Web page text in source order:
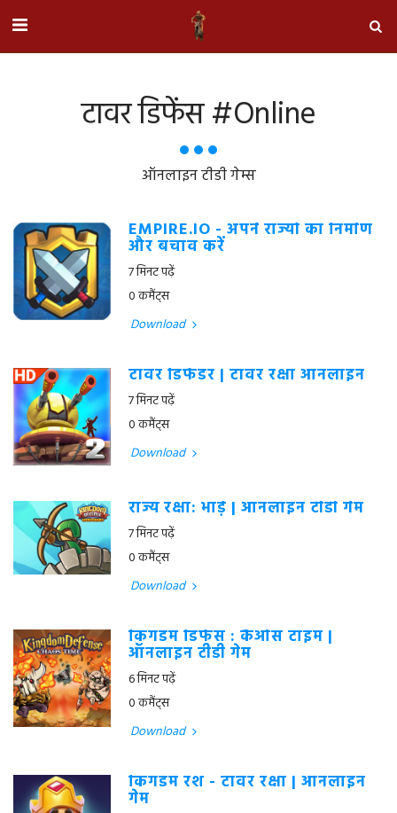
टावर डिफेंस #online
ऑनलाइन टीडी गेम्स
EMPIRE.IO - अपने राज्यों का निर्माण
और बचाव करें
7 मिनट पढ़ें
0 कमैंट्स
Download
टॉवर डिफेंडर | टॉवर रक्षा ऑनलाइन
7 मिनट पढ़ें
0 कमैंट्स
Download
राज्य रक्षा: भाड़े | ऑनलाइन टीडी गेम
7 मिनट पढ़ें
0 कमैंट्स
Download
किंगडम डिफेंस : कैओस टाइम |
ऑनलाइन टीडी गेम
6 मिनट पढ़ें
0 कमैंट्स
Download
किंगडम रश - टॉवर रक्षा | ऑनलाइन
गेम